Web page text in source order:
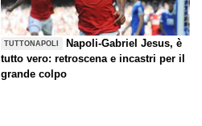
TUTTONAPOLI
Napoli-Gabriel Jesus, è
tutto vero: retroscena e incastri per il
grande colpo